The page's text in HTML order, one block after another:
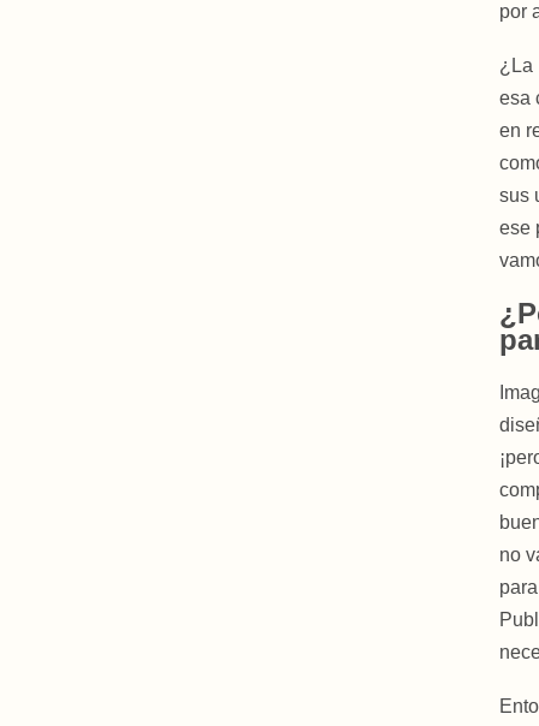
por
¿La
esa
en
sus
ese
no